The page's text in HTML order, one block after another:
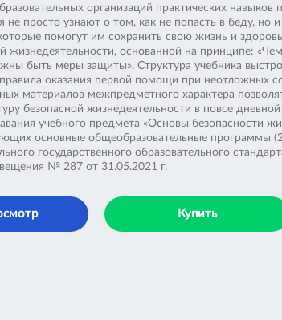
организаций практических
не просто узнают о том, как не попасть в беду,
помогут им сохранить свою жизнь и
жизнедеятельности, основанной на принципе:
быть меры защиты». Структура учебника
оказания первой помощи при неотложных
материалов межпредметного характера
безопасной жизнедеятельности в повсе
учебного предмета «Основы безопасности
основные общеобразовательные программы
государственного образовательного
№ 287 от 31.05.2021 г.
Купить